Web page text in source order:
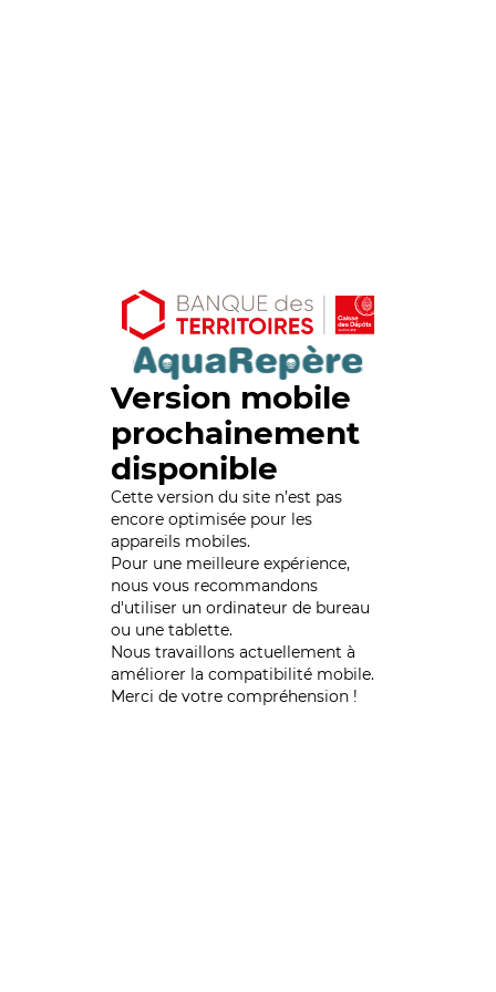
Version mobile
prochainement
disponible
Cette version du site n’est pas
encore optimisée pour les
appareils mobiles.
Pour une meilleure expérience,
nous vous recommandons
d'utiliser un ordinateur de bureau
ou une tablette.
Nous travaillons actuellement à
améliorer la compatibilité mobile.
Merci de votre compréhension !